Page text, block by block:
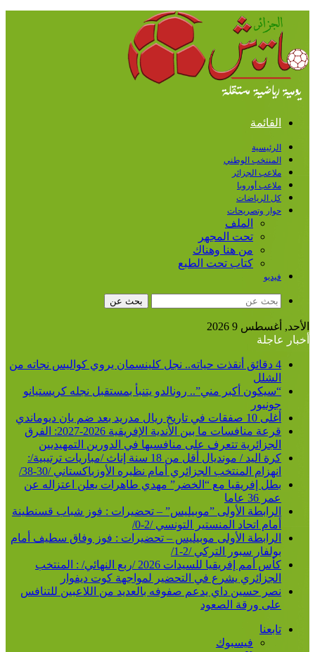
القائمة
الرئيسية
المنتخب الوطني
ملاعب الجزائر
ملاعب أوروبا
كل الرياضات
حوار وتصريحات
الملف
تحت المجهر
من هنا وهناك
كتاب تحت الطبع
فيديو
بحث عن
الأحد, أغسطس 9 2026
أخبار عاجلة
4 دقائق أنقذت حياته.. نجل كلينسمان يروي كواليس نجاته من
الشلل
“سيكون أكبر مني”.. رونالدو يتنبأ بمستقبل نجله كريستيانو
جونيور
أغلى 10 صفقات في تاريخ ريال مدريد بعد ضم يان ديوماندي
قرعة منافسات ما بين الأندية الإفريقية 2026-2027: الفرق
الجزائرية تتعرف على منافسيها في الدورين التمهيديين
كرة اليد / مونديال أقل من 18 سنة إناث /مباريات ترتيبية/:
انهزام المنتخب الجزائري أمام نظيره الأوزباكستاني /30-38/
بطل إفريقيا مع “الخضر” مهدي طاهرات يعلن اعتزاله عن
عمر 36 عاما
الرابطة الأولى ”موبيليس” – تحضيرات : فوز شباب قسنطينة
أمام اتحاد المنستير التونسي /2-0/
الرابطة الأولى موبيليس – تحضيرات : فوز وفاق سطيف أمام
بولفار سبور التركي /2-1/
كأس أمم إفريقيا للسيدات 2026 /ربع النهائي/ : المنتخب
الجزائري يشرع في التحضير لمواجهة كوت ديفوار
نصر حسين داي يدعم صفوفه بالعديد من اللاعبين للتنافس
على ورقة الصعود
تابعنا
فيسبوك